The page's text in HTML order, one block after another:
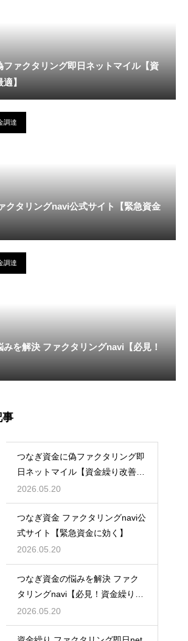
ファクタリング即日ネットマイル【資
】
調達
クタリングnavi公式サイト【緊急資金
調達
を解決 ファクタリングnavi【必見！
事
つなぎ資金に偽ファクタリング即
日ネットマイル【資金繰り改善に
最適】
2026.05.20
つなぎ資金 ファクタリングnavi公
式サイト【緊急資金に効く】
2026.05.20
つなぎ資金の悩みを解決 ファク
タリングnavi【必見！資金繰り対
策】
2026.05.20